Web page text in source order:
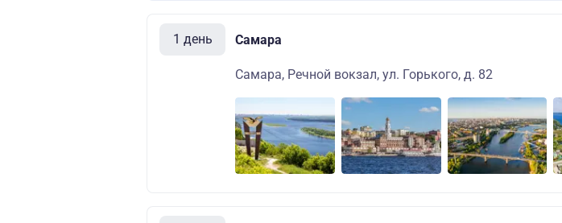
1 день Самара
Самара, Речной вокзал, ул. Горького, д. 82